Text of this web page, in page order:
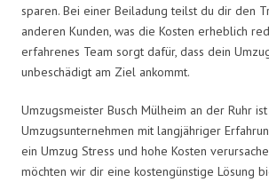
sparen. Bei einer Beiladung teilst du dir den
anderen Kunden, was die Kosten erheblich
erfahrenes Team sorgt dafür, dass dein
unbeschädigt am Ziel ankommt.
Umzugsmeister Busch Mülheim an der Ruhr
Umzugsunternehmen mit langjähriger
ein Umzug Stress und hohe Kosten
möchten wir dir eine kostengünstige Lösung